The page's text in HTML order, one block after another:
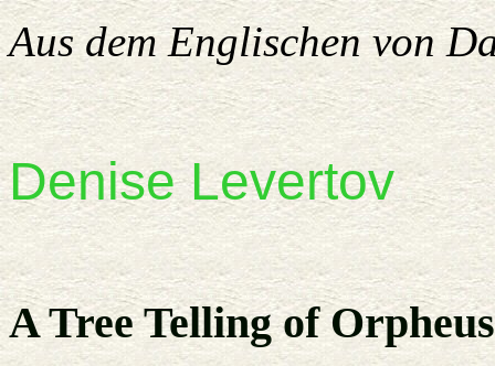
Aus dem Englischen von
DeniseLevertov
A Tree Telling of Orpheus